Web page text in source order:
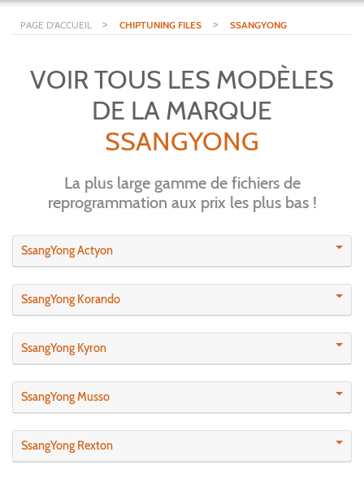
PAGE D'ACCUEIL > CHIPTUNING FILES > SSANGYONG
VOIR TOUS LES MODÈLES
DE LA MARQUE
SSANGYONG
La plus large gamme de fichiers de
reprogrammation aux prix les plus bas !
SsangYong Actyon
SsangYong Korando
SsangYong Kyron
SsangYong Musso
SsangYong Rexton